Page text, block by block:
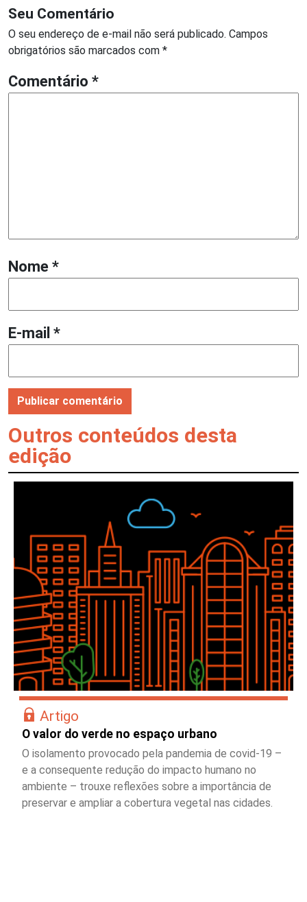
Seu Comentário
O seu endereço de e-mail não será publicado. Campos
obrigatórios são marcados com *
Comentário *
Nome *
E-mail *
Outros conteúdos desta
edição
Artigo
O valor do verde no espaço urbano
O isolamento provocado pela pandemia de covid-19 –
e a consequente redução do impacto humano no
ambiente – trouxe reflexões sobre a importância de
preservar e ampliar a cobertura vegetal nas cidades.